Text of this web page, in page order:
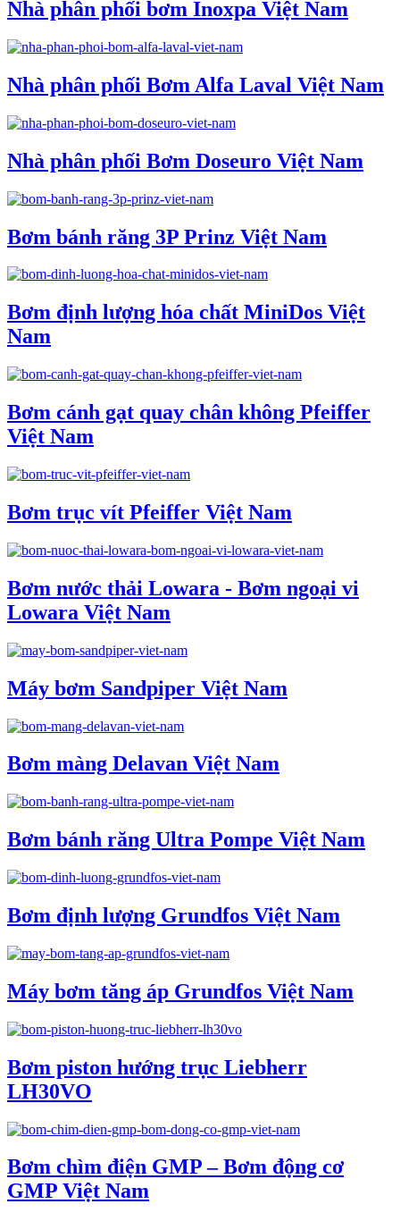
Nhà phân phối bơm Inoxpa Việt Nam
Nhà phân phối Bơm Alfa Laval Việt Nam
Nhà phân phối Bơm Doseuro Việt Nam
Bơm bánh răng 3P Prinz Việt Nam
Bơm định lượng hóa chất MiniDos Việt
Nam
Bơm cánh gạt quay chân không Pfeiffer
Việt Nam
Bơm trục vít Pfeiffer Việt Nam
Bơm nước thải Lowara - Bơm ngoại vi
Lowara Việt Nam
Máy bơm Sandpiper Việt Nam
Bơm màng Delavan Việt Nam
Bơm bánh răng Ultra Pompe Việt Nam
Bơm định lượng Grundfos Việt Nam
Máy bơm tăng áp Grundfos Việt Nam
Bơm piston hướng trục Liebherr
LH30VO
Bơm chìm điện GMP – Bơm động cơ
GMP Việt Nam